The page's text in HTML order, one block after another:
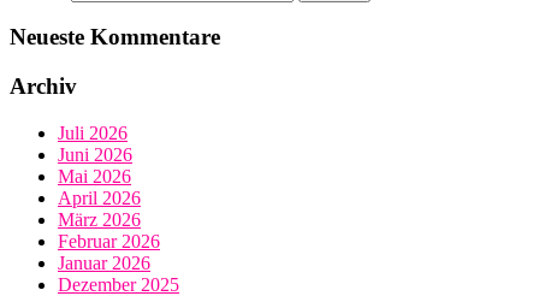
Neueste Kommentare
Archiv
Juli 2026
Juni 2026
Mai 2026
April 2026
März 2026
Februar 2026
Januar 2026
Dezember 2025